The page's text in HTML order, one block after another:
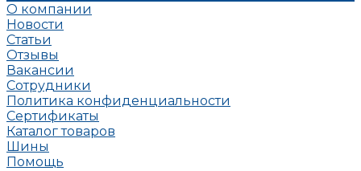
О компании
Новости
Статьи
Отзывы
Вакансии
Сотрудники
Политика конфиденциальности
Сертификаты
Каталог товаров
Шины
Помощь